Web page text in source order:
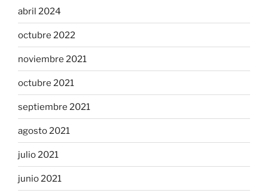
abril 2024
octubre 2022
noviembre 2021
octubre 2021
septiembre 2021
agosto 2021
julio 2021
junio 2021